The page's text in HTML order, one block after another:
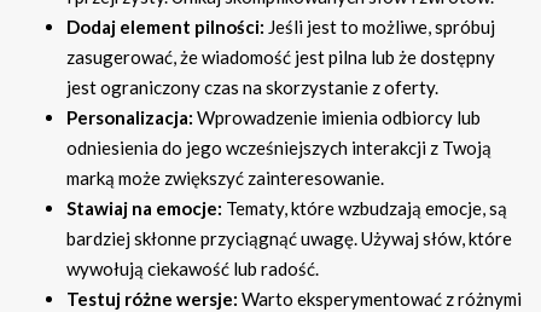
Dodaj element pilności: Jeśli jest to możliwe, spróbuj
zasugerować, że wiadomość jest pilna lub że dostępny
jest ograniczony czas na skorzystanie z oferty.
Personalizacja: Wprowadzenie imienia odbiorcy lub
odniesienia do jego wcześniejszych interakcji z Twoją
marką może zwiększyć zainteresowanie.
Stawiaj na emocje: Tematy, które wzbudzają emocje, są
bardziej skłonne przyciągnąć uwagę. Używaj słów, które
wywołują ciekawość lub radość.
Testuj różne wersje: Warto eksperymentować z różnymi